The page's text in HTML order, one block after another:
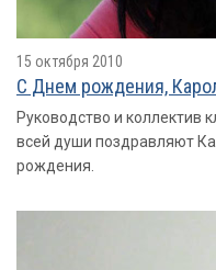
15 октября 2010
С Днем рождения,
Руководство и коллектив
всей души поздравляют
рождения.